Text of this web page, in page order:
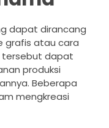
dapat dirancang
grafis atau cara
tersebut dapat
produksi
Beberapa
mengkreasi